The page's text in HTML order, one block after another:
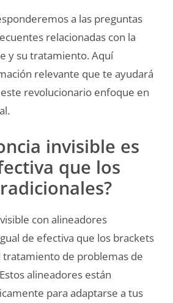
a las preguntas
relacionadas con la
y su tratamiento. Aquí
relevante que te ayudará
revolucionario enfoque en
invisible es
que los
con alineadores
de efectiva que los brackets
tratamiento de problemas de
alineadores están
para adaptarse a tus